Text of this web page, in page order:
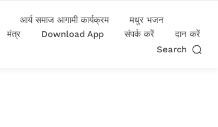
आर्य समाज आगामी कार्यक्रम
मधुर भजन
मंत्र Download App संपर्क करें
दान करें
Search